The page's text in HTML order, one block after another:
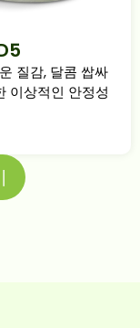
질감, 달콤 쌉싸
이상적인 안정성